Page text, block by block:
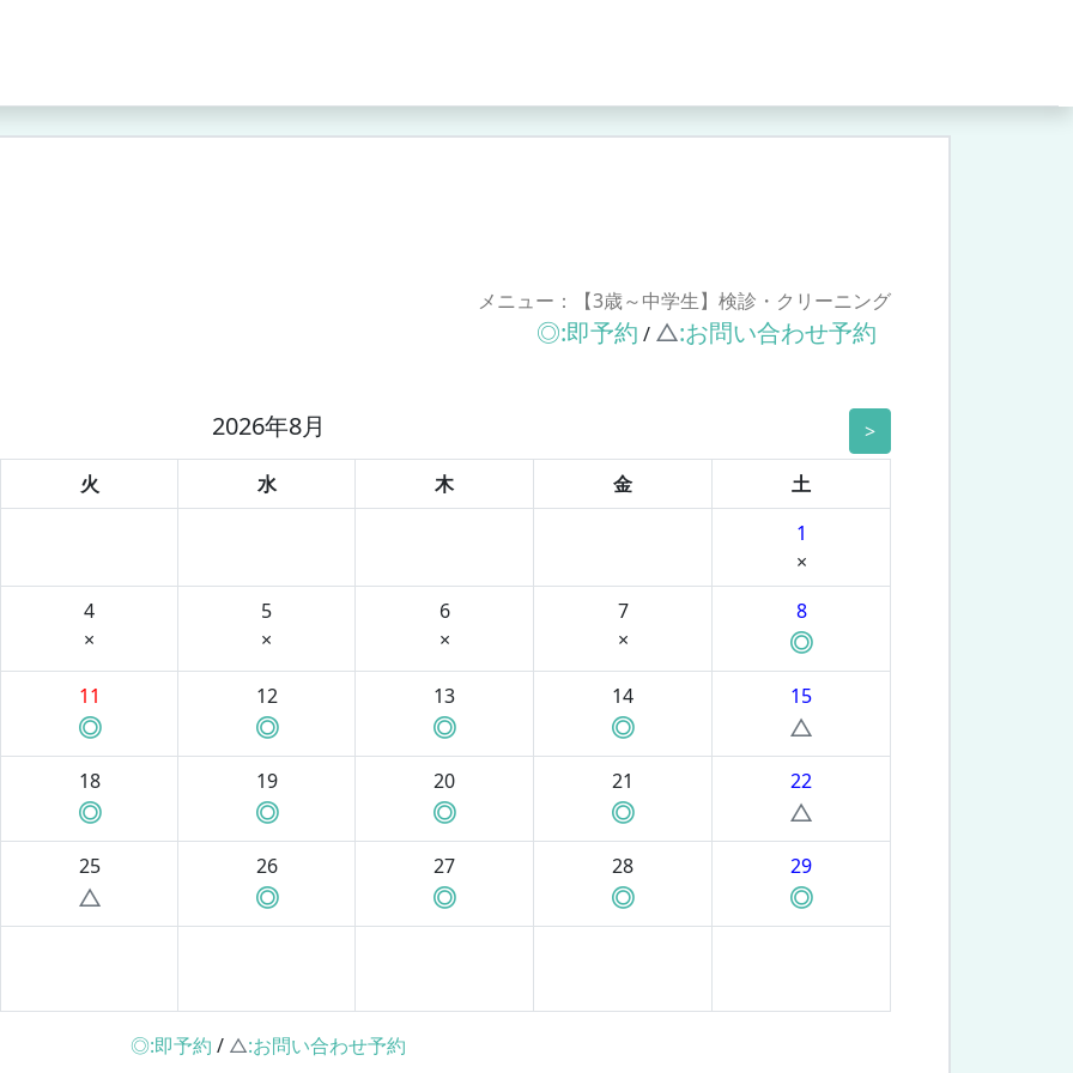
メニュー：【3歳～中学生】検診・クリーニング
◎:即予約 / △:お問い合わせ予約
2026年8月
>
火
水 木 金
土
1
×
4
×
5
×
6
×
7
×
8
◎
11
◎
12
◎
13
◎
14
◎
15
△
18
◎
19
◎
20
◎
21
◎
22
△
25
△
26
◎
27
◎
28
◎
29
◎
◎:即予約 / △:お問い合わせ予約